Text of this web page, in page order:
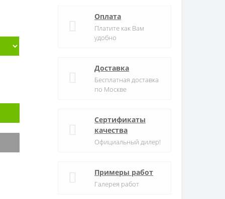
Оплата
Платите как Вам
удобно
Доставка
Бесплатная доставка
по Москве
Сертификаты
качества
Официальный дилер!
Примеры работ
Галерея работ